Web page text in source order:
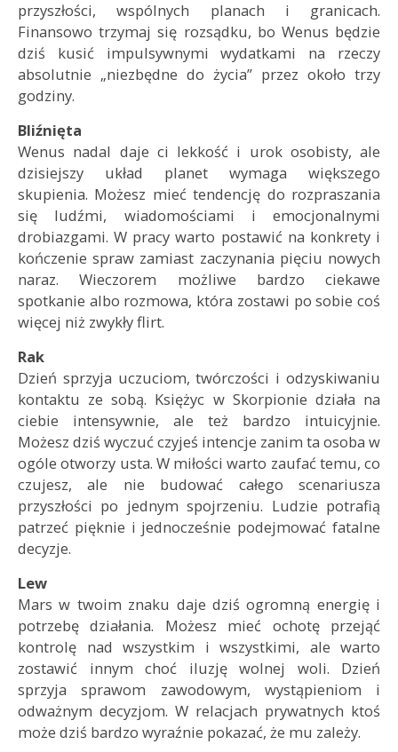
przyszłości, wspólnych planach i granicach.
Finansowo trzymaj się rozsądku, bo Wenus będzie
dziś kusić impulsywnymi wydatkami na rzeczy
absolutnie „niezbędne do życia” przez około trzy
godziny.
Bliźnięta
Wenus nadal daje ci lekkość i urok osobisty, ale
dzisiejszy układ planet wymaga większego
skupienia. Możesz mieć tendencję do rozpraszania
się ludźmi, wiadomościami i emocjonalnymi
drobiazgami. W pracy warto postawić na konkrety i
kończenie spraw zamiast zaczynania pięciu nowych
naraz. Wieczorem możliwe bardzo ciekawe
spotkanie albo rozmowa, która zostawi po sobie coś
więcej niż zwykły flirt.
Rak
Dzień sprzyja uczuciom, twórczości i odzyskiwaniu
kontaktu ze sobą. Księżyc w Skorpionie działa na
ciebie intensywnie, ale też bardzo intuicyjnie.
Możesz dziś wyczuć czyjeś intencje zanim ta osoba w
ogóle otworzy usta. W miłości warto zaufać temu, co
czujesz, ale nie budować całego scenariusza
przyszłości po jednym spojrzeniu. Ludzie potrafią
patrzeć pięknie i jednocześnie podejmować fatalne
decyzje.
Lew
Mars w twoim znaku daje dziś ogromną energię i
potrzebę działania. Możesz mieć ochotę przejąć
kontrolę nad wszystkim i wszystkimi, ale warto
zostawić innym choć iluzję wolnej woli. Dzień
sprzyja sprawom zawodowym, wystąpieniom i
odważnym decyzjom. W relacjach prywatnych ktoś
może dziś bardzo wyraźnie pokazać, że mu zależy.